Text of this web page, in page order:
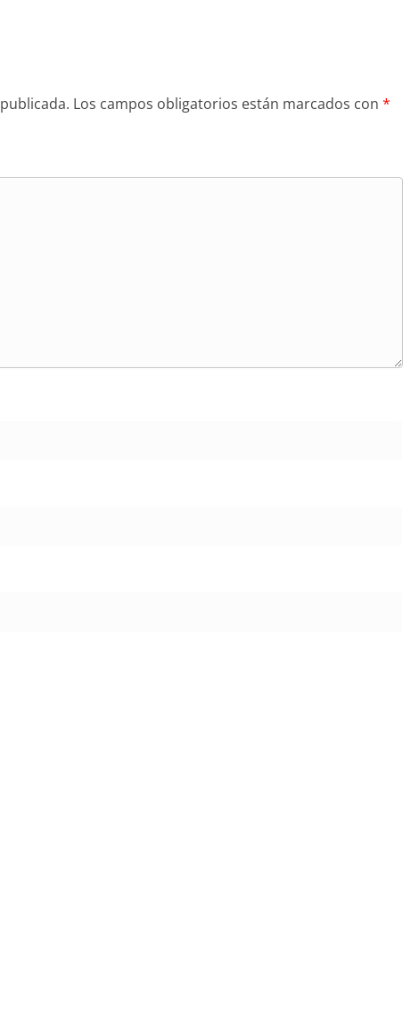
Los campos obligatorios están marcados con *